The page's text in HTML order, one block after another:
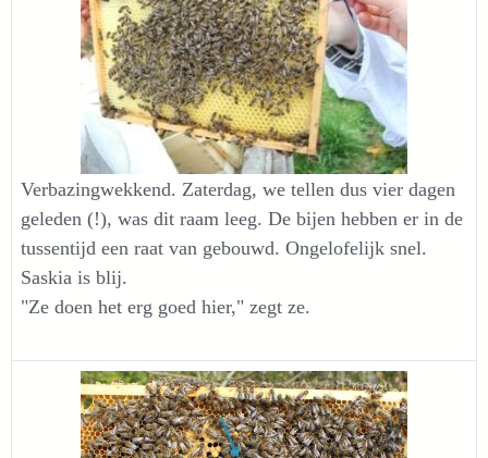
Verbazingwekkend. Zaterdag, we tellen dus vier dagen
geleden (!), was dit raam leeg. De bijen hebben er in de
tussentijd een raat van gebouwd. Ongelofelijk snel.
Saskia is blij.
"Ze doen het erg goed hier," zegt ze.